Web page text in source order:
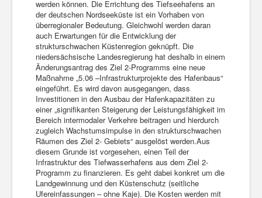
werden können. Die Errichtung des Tiefseehafens an
der deutschen Nordseeküste ist ein Vorhaben von
überregionaler Bedeutung. Gleichwohl werden daran
auch Erwartungen für die Entwicklung der
strukturschwachen Küstenregion geknüpft. Die
niedersächsische Landesregierung hat deshalb in einem
Änderungsantrag des Ziel 2-Programms eine neue
Maßnahme „5.06 –Infrastrukturprojekte des Hafenbaus“
eingeführt. Es wird davon ausgegangen, dass
Investitionen in den Ausbau der Hafenkapazitäten zu
einer „signifikanten Steigerung der Leistungsfähigkeit im
Bereich intermodaler Verkehre beitragen und hierdurch
zugleich Wachstumsimpulse in den strukturschwachen
Räumen des Ziel 2- Gebiets“ ausgelöst werden.Aus
diesem Grunde ist vorgesehen, einen Teil der
Infrastruktur des Tiefwasserhafens aus dem Ziel 2-
Programm zu finanzieren. Es geht dabei konkret um die
Landgewinnung und den Küstenschutz (seitliche
Ufereinfassungen – ohne Kaje). Die Kosten werden mit